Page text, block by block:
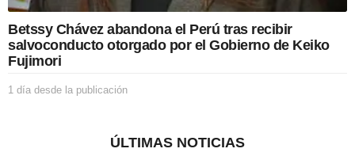
c
i
Betssy Chávez abandona el Perú tras recibir
salvoconducto otorgado por el Gobierno de Keiko
Fujimori
1 día desde la publicación
d
ÚLTIMAS NOTICIAS